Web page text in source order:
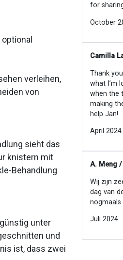
verleihen,
von
sieht das
knistern mit
Behandlung
unter
und
ist, dass zwei
for
October
Camilla
Thank
what I’m
when the
making
help Jan!
April 2024
A. Meng /
Wij zijn
dag van
Juli 2024